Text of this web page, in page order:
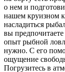
о нем и
нашем круизном
насладиться
вы
опыт рыбной
нужно. С его
ощущение
Погрузитесь в